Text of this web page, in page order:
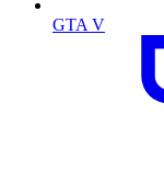
GTA V